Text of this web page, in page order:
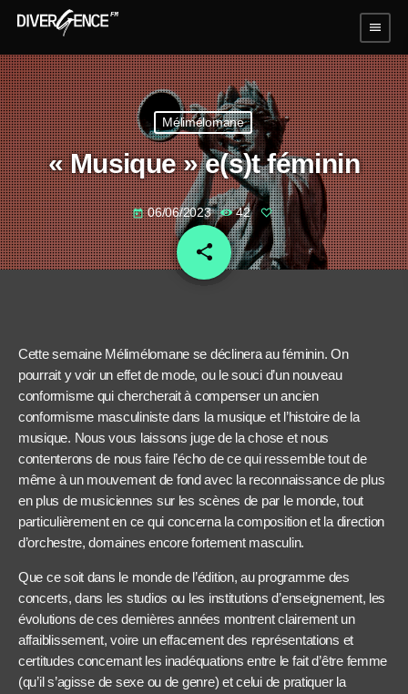
menu
Mélimélomane
« Musique » e(s)t féminin
today 06/06/2023 42
share
email
Cette semaine Mélimélomane se déclinera au féminin. On
pourrait y voir un effet de mode, ou le souci d’un nouveau
conformisme qui chercherait à compenser un ancien
conformisme masculiniste dans la musique et l’histoire de la
musique. Nous vous laissons juge de la chose et nous
contenterons de nous faire l’écho de ce qui ressemble tout de
même à un mouvement de fond avec la reconnaissance de plus
en plus de musiciennes sur les scènes de par le monde, tout
particulièrement en ce qui concerna la composition et la direction
d’orchestre, domaines encore fortement masculin.
Que ce soit dans le monde de l’édition, au programme des
concerts, dans les studios ou les institutions d’enseignement, les
évolutions de ces dernières années montrent clairement un
affaiblissement, voire un effacement des représentations et
certitudes concernant les inadéquations entre le fait d’être femme
(qu’il s’agisse de sexe ou de genre) et celui de pratiquer la